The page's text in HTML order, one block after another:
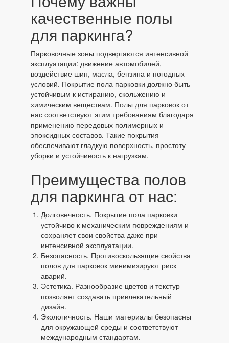
качественные полы
для паркинга?
Парковочные зоны подвергаются интенсивной
эксплуатации: движение автомобилей,
воздействие шин, масла, бензина и погодных
условий. Покрытие пола парковки должно быть
устойчивым к истиранию, скольжению и
химическим веществам. Полы для парковок от
нас соответствуют этим требованиям благодаря
применению передовых полимерных и
эпоксидных составов. Такие покрытия
обеспечивают гладкую поверхность, простоту
уборки и устойчивость к нагрузкам.
Преимущества полов
для паркинга от нас:
Долговечность. Покрытие пола парковки
устойчиво к механическим повреждениям и
сохраняет свои свойства даже при
интенсивной эксплуатации.
Безопасность. Противоскользящие свойства
полов для парковок минимизируют риск
аварий.
Эстетика. Разнообразие цветов и текстур
позволяет создавать привлекательный
дизайн.
Экологичность. Наши материалы безопасны
для окружающей среды и соответствуют
международным стандартам.